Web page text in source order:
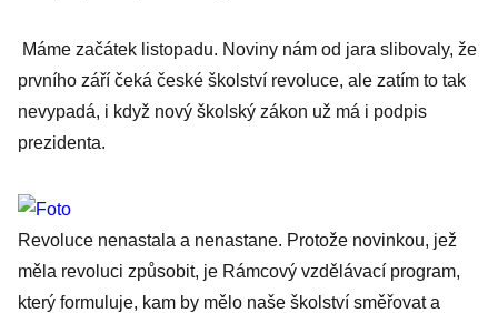
Máme začátek listopadu. Noviny nám od jara slibovaly, že
prvního září čeká české školství revoluce, ale zatím to tak
nevypadá, i když nový školský zákon už má i podpis
prezidenta.
Revoluce nenastala a nenastane. Protože novinkou, jež
měla revoluci způsobit, je Rámcový vzdělávací program,
který formuluje, kam by mělo naše školství směřovat a